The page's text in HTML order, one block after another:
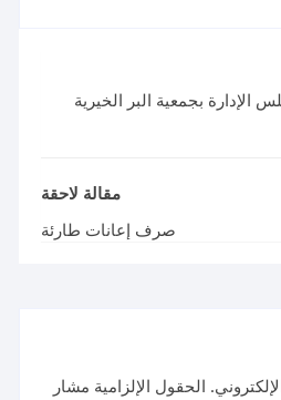
الإدارة بجمعية البر الخيرية
مقالة لاحقة
صرف إعانات طارئة
الحقول الإلزامية مشار